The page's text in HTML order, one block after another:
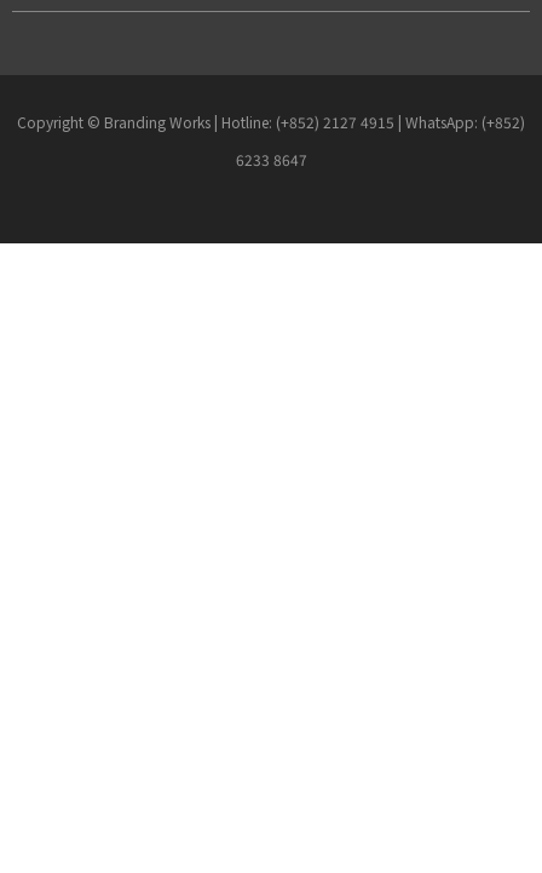
Copyright © Branding Works | Hotline: (+852) 2127 4915 | WhatsApp: (+852)
6233 8647